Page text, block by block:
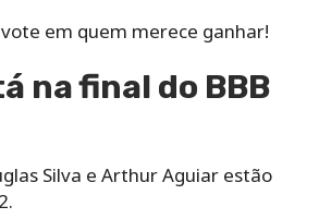
em quem merece ganhar!
na final do BBB
Silva e Arthur Aguiar estão